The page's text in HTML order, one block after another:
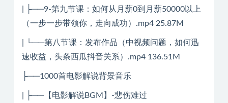
| ├──9-第九节课：如何从月薪0到月薪50000以上
（一步一步带领你，走向成功）.mp4 25.87M
| └──第八节课：发布作品（中视频问题，如何迅
速收益，头条西瓜抖音关系）.mp4 136.51M
├──1000首电影解说背景音乐
| ├──【电影解说BGM】-悲伤难过